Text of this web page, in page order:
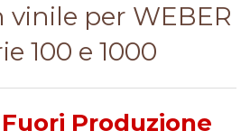
vinile per WEBER
100 e 1000
Produzione